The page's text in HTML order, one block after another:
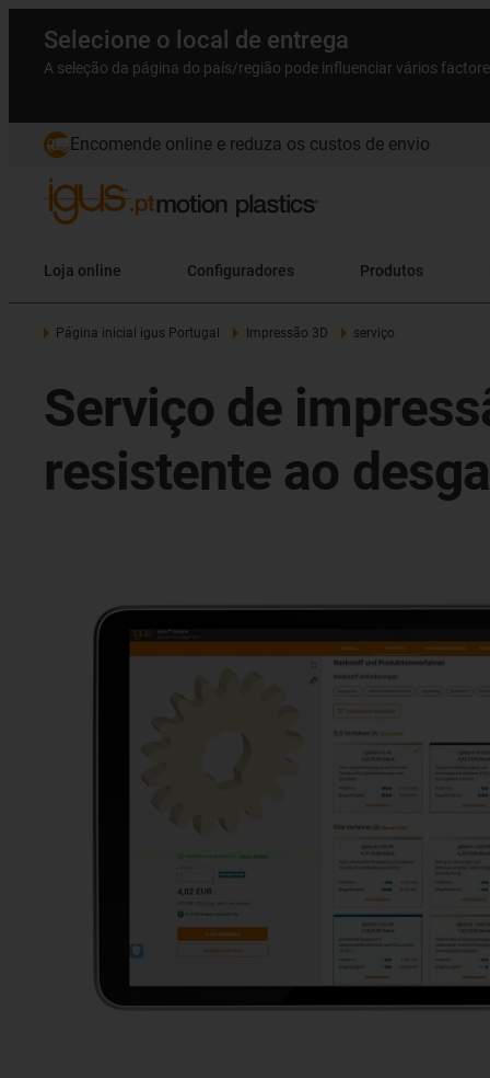
Selecione o local de entrega
A seleção da página do país/região pode influenciar vários
Encomende online e reduza os custos de envio
Loja online Configuradores Produtos
Página inicial igus Portugal Impressão 3D serviço
Serviço de
resistente ao